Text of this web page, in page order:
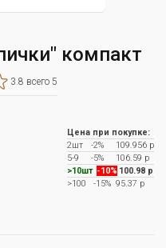
компакт
3.8 всего 5
Цена при покупке:
2шт
-2%
109.956 р
5-9
-5%
106.59 р
>10шт -10% 100.98 р
>100
-15% 95.37 р